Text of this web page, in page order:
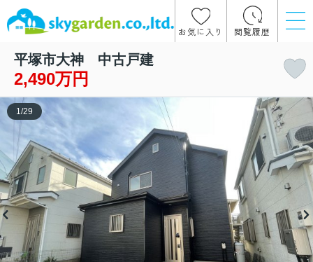
お気に入り 閲覧履歴
平塚市大神 中古戸建
2,490万円
1 /29